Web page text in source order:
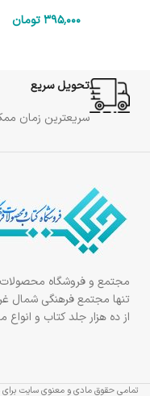
395٬000تومان
تحویل سریع
سریعترین زمان
مجتمع و فروشگاه محصولات
تنها مجتمع فرهنگی شمال
از ده هزار جلد کتاب و
تمامی حقوق مادی و معنوی سایت